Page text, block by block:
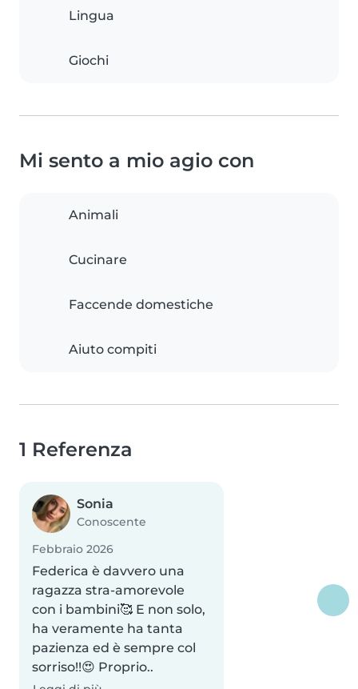
Lingua
Giochi
Mi sento a mio agio con
Animali
Cucinare
Faccende domestiche
Aiuto compiti
1 Referenza
Sonia
Conoscente
Febbraio 2026
Federica è davvero una
ragazza stra-amorevole
con i bambini🥰 E non solo,
ha veramente ha tanta
pazienza ed è sempre col
sorriso!!😍 Proprio..